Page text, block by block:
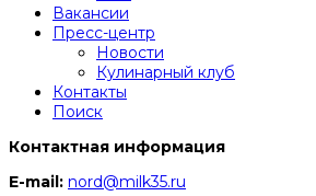
Вакансии
Пресс-центр
Новости
Кулинарный клуб
Контакты
Поиск
Контактная информация
E-mail: nord@milk35.ru